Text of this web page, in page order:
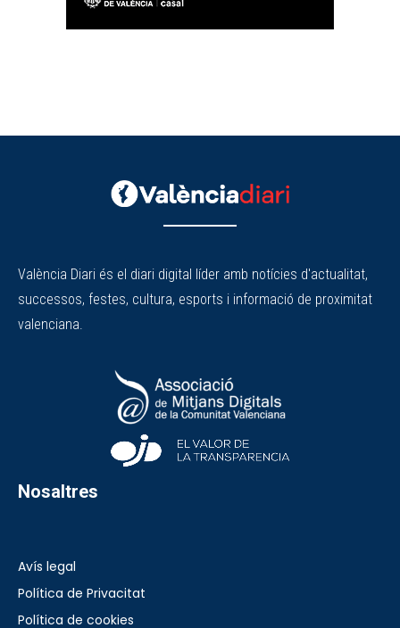
València Diari és el diari digital líder amb notícies d'actualitat,
successos, festes, cultura, esports i informació de proximitat
valenciana.
Nosaltres
Avís legal
Política de Privacitat
Política de cookies